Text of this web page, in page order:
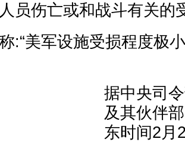
员伤亡或和战斗有关的
:“美军设施受损程度极
据中央司
及其伙伴
东时间2月